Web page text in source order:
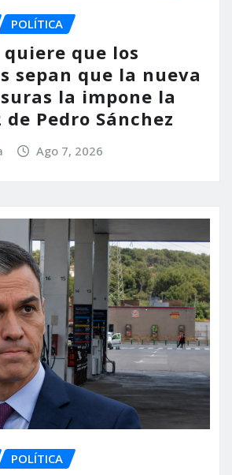
POLÍTICA
quiere que los
sepan que la nueva
la impone la
de Pedro Sánchez
Ago 7, 2026
POLÍTICA